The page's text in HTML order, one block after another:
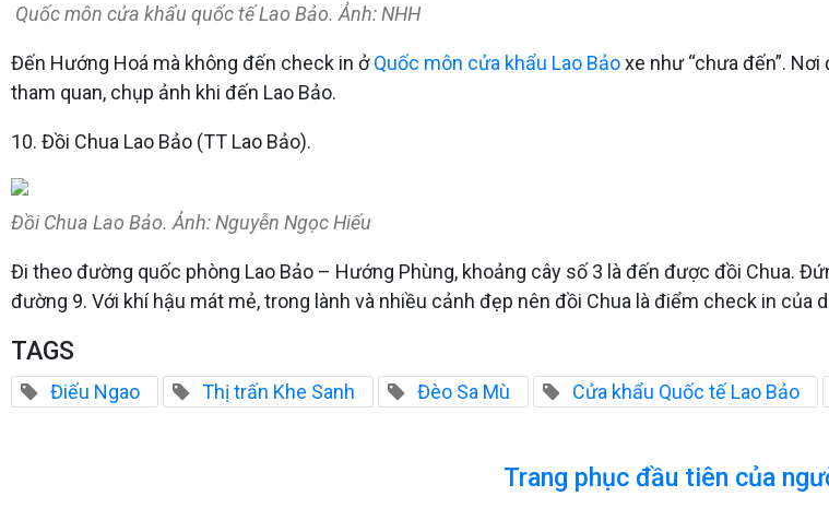
Quốc môn cửa khẩu quốc tế Lao Bảo. Ảnh: NHH
Đến Hướng Hoá mà không đến check in ởQuốc môn cửa khẩu Lao Bảoxe như “chưa đến”.
tham quan, chụp ảnh khi đến Lao Bảo.
10. Đồi Chua Lao Bảo (TT Lao Bảo).
Đồi Chua Lao Bảo. Ảnh: Nguyễn Ngọc Hiếu
Đi theo đường quốc phòng Lao Bảo – Hướng Phùng, khoảng cây số 3 là đến được đồi Chua.
đường 9. Với khí hậu mát mẻ, trong lành và nhiều cảnh đẹp nên đồi Chua là điểm check in của
TAGS
Điếu Ngao Thị trấn Khe Sanh Đèo Sa Mù Cửa khẩu Quốc tế Lao Bảo
Trang phục đầu tiên của